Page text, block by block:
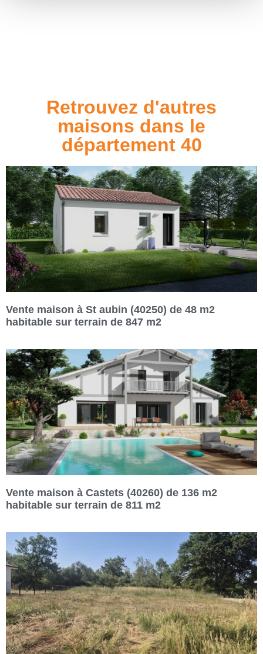
Retrouvez d'autres
maisons dans le
département 40
Vente maison à St aubin (40250) de 48 m2
habitable sur terrain de 847 m2
Vente maison à Castets (40260) de 136 m2
habitable sur terrain de 811 m2